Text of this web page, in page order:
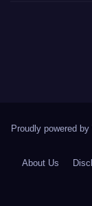
Proudly powered by
About Us